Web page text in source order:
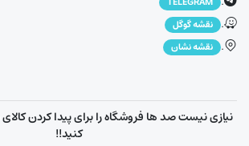
. نقشه گوگل
. نقشه نشان
نیازی نیست صد ها فروشگاه را برای پیدا کردن کالای
کنید!!